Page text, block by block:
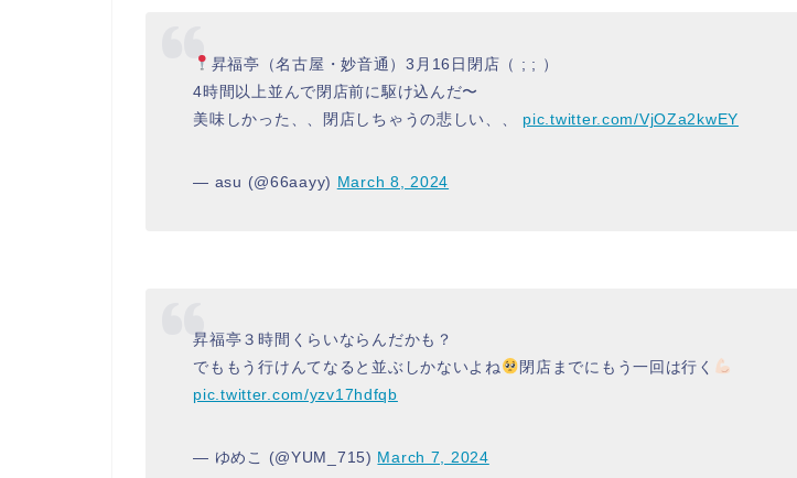
昇福亭（名古屋・妙音通）3月16日閉店（ ; ; ）
4時間以上並んで閉店前に駆け込んだ〜
美味しかった、、閉店しちゃうの悲しい、、 pic.twitter.com/VjOZa2kwEY
— asu (@66aayy) March 8, 2024
昇福亭３時間くらいならんだかも？
でももう行けんてなると並ぶしかないよね
閉店までにもう一回は行く
pic.twitter.com/yzv17hdfqb
— ゆめこ (@YUM_715) March 7, 2024